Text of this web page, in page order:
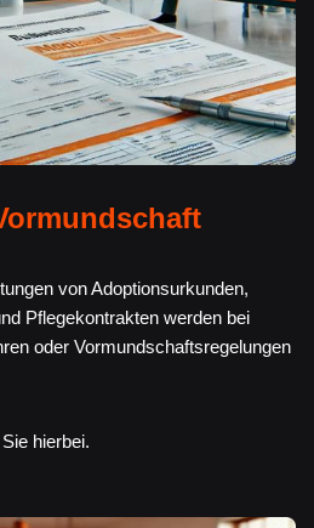
von Adoptionsurkunden,
Pflegekontrakten werden bei
oder Vormundschaftsregelungen
hierbei.